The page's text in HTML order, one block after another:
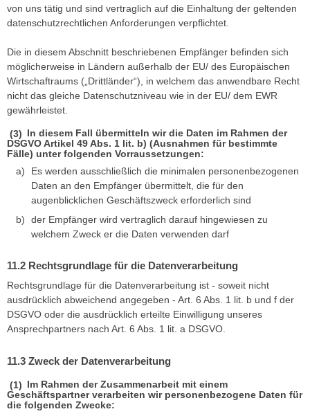
von uns tätig und sind vertraglich auf die Einhaltung der geltenden
datenschutzrechtlichen Anforderungen verpflichtet.
Die in diesem Abschnitt beschriebenen Empfänger befinden sich
möglicherweise in Ländern außerhalb der EU/ des Europäischen
Wirtschaftraums („Drittländer“), in welchem das anwendbare Recht
nicht das gleiche Datenschutzniveau wie in der EU/ dem EWR
gewährleistet.
In diesem Fall übermitteln wir die Daten im Rahmen der
DSGVO Artikel 49 Abs. 1 lit. b) (Ausnahmen für bestimmte
Fälle) unter folgenden Vorraussetzungen:
Es werden ausschließlich die minimalen personenbezogenen
Daten an den Empfänger übermittelt, die für den
augenblicklichen Geschäftszweck erforderlich sind
der Empfänger wird vertraglich darauf hingewiesen zu
welchem Zweck er die Daten verwenden darf
Rechtsgrundlage für die Datenverarbeitung
Rechtsgrundlage für die Datenverarbeitung ist - soweit nicht
ausdrücklich abweichend angegeben - Art. 6 Abs. 1 lit. b und f der
DSGVO oder die ausdrücklich erteilte Einwilligung unseres
Ansprechpartners nach Art. 6 Abs. 1 lit. a DSGVO.
Zweck der Datenverarbeitung
Im Rahmen der Zusammenarbeit mit einem
Geschäftspartner verarbeiten wir personenbezogene Daten für
die folgenden Zwecke: